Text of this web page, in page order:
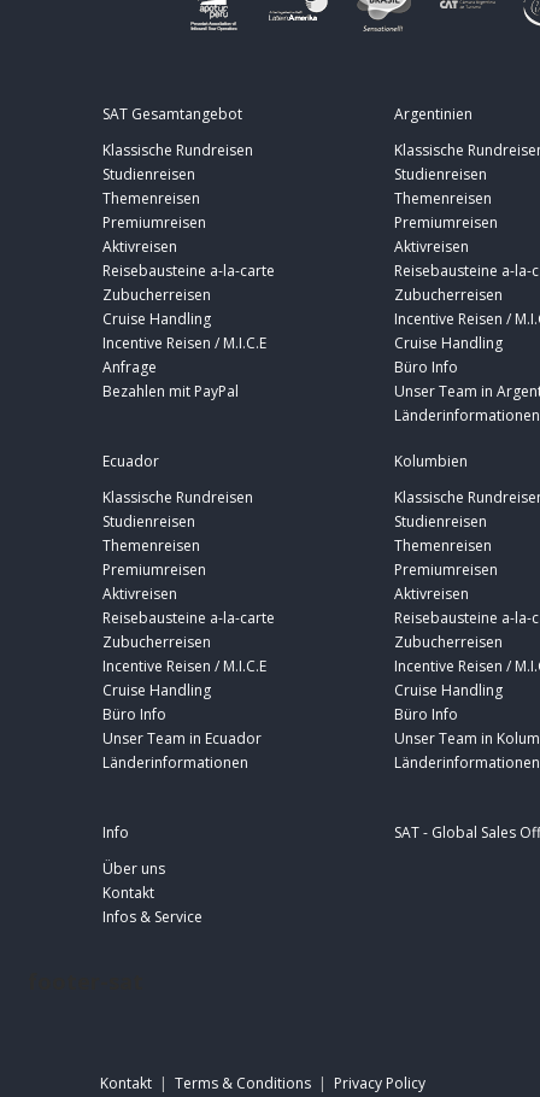
SAT Gesamtangebot
Klassische Rundreisen
Studienreisen
Themenreisen
Premiumreisen
Aktivreisen
Reisebausteine a-la-carte
Zubucherreisen
Cruise Handling
Incentive Reisen / M.I.C.E
Anfrage
Bezahlen mit PayPal
Argentinien
Klassische
Studienreisen
Themenreisen
Premiumreisen
Aktivreisen
Reisebausteine a-la-
Zubucherreisen
Incentive Reisen /
Cruise Handling
Büro Info
Unser Team in
Länderinformationen
Ecuador
Klassische Rundreisen
Studienreisen
Themenreisen
Premiumreisen
Aktivreisen
Reisebausteine a-la-carte
Zubucherreisen
Incentive Reisen / M.I.C.E
Cruise Handling
Büro Info
Unser Team in Ecuador
Länderinformationen
Kolumbien
Klassische
Studienreisen
Themenreisen
Premiumreisen
Aktivreisen
Reisebausteine a-la-
Zubucherreisen
Incentive Reisen /
Cruise Handling
Büro Info
Unser Team in
Länderinformationen
Info
Über uns
Kontakt
Infos & Service
SAT - Global Sales
Kontakt | Terms & Conditions | Privacy Policy